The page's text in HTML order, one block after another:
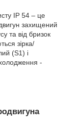
IP 54 – це
захищений
та від бризок
зірка/
(S1) і
-